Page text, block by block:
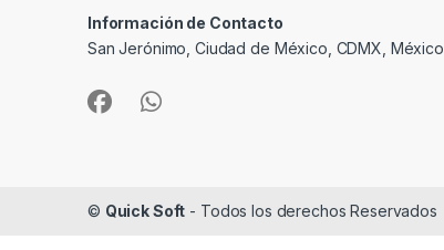
Información de Contacto
San Jerónimo, Ciudad de México, CDMX, México
© Quick Soft - Todos los derechos Reservados